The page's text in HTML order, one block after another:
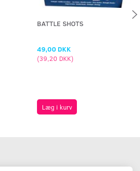
BATTLE SHOTS
49,00 DKK
(39,20 DKK)
Læg i kurv